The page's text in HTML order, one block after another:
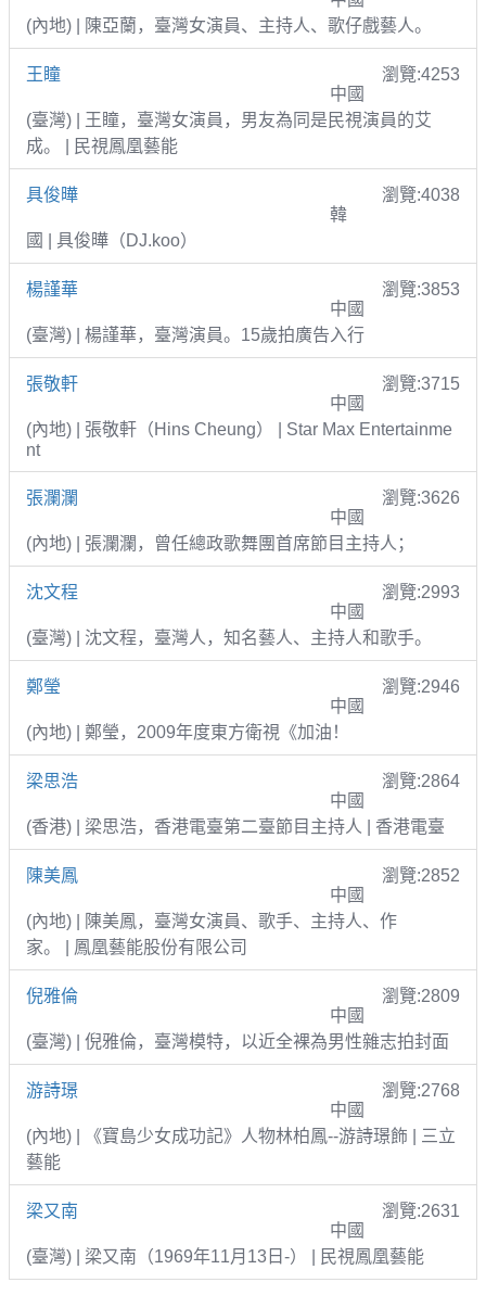
(內地) | 陳亞蘭，臺灣女演員、主持人、歌仔戲藝人。
王瞳
瀏覽:4253
中國
(臺灣) | 王瞳，臺灣女演員，男友為同是民視演員的艾
成。 | 民視鳳凰藝能
具俊曄
瀏覽:4038
韓
國 | 具俊曄（DJ.koo）
楊謹華
瀏覽:3853
中國
(臺灣) | 楊謹華，臺灣演員。15歲拍廣告入行
張敬軒
瀏覽:3715
中國
(內地) | 張敬軒（Hins Cheung） | Star Max Entertainme
nt
張瀾瀾
瀏覽:3626
中國
(內地) | 張瀾瀾，曾任總政歌舞團首席節目主持人；
沈文程
瀏覽:2993
中國
(臺灣) | 沈文程，臺灣人，知名藝人、主持人和歌手。
鄭瑩
瀏覽:2946
中國
(內地) | 鄭瑩，2009年度東方衛視《加油！
梁思浩
瀏覽:2864
中國
(香港) | 梁思浩，香港電臺第二臺節目主持人 | 香港電臺
陳美鳳
瀏覽:2852
中國
(內地) | 陳美鳳，臺灣女演員、歌手、主持人、作
家。 | 鳳凰藝能股份有限公司
倪雅倫
瀏覽:2809
中國
(臺灣) | 倪雅倫，臺灣模特，以近全裸為男性雜志拍封面
游詩璟
瀏覽:2768
中國
(內地) | 《寶島少女成功記》人物林柏鳳--游詩璟飾 | 三立
藝能
梁又南
瀏覽:2631
中國
(臺灣) | 梁又南（1969年11月13日-） | 民視鳳凰藝能